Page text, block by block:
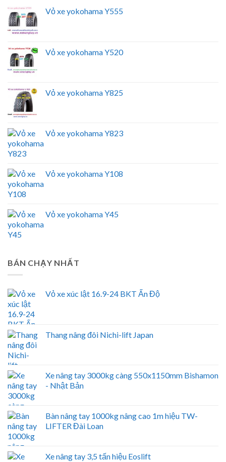
Vỏ xe yokohama Y555
Vỏ xe yokohama Y520
Vỏ xe yokohama Y825
Vỏ xe yokohama Y823
Vỏ xe yokohama Y108
Vỏ xe yokohama Y45
BÁN CHẠY NHẤT
Vỏ xe xúc lật 16.9-24 BKT Ấn Độ
Thang nâng đôi Nichi-lift Japan
Xe nâng tay 3000kg càng 550x1150mm Bishamon
- Nhật Bản
Bàn nâng tay 1000kg nâng cao 1m hiệu TW-
LIFTER Đài Loan
Xe nâng tay 3,5 tấn hiệu Eoslift